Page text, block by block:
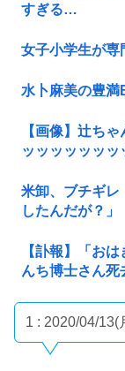
すぎる…
女子小学生が専
水卜麻美の豊満
【画像】辻ち
ッッッッッッッ
米卸、ブチギレ
したんだが？」
【訃報】「お
んち博士さん死
1 : 2020/04/13(